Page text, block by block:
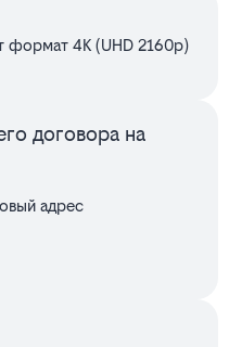
формат 4K (UHD 2160p)
договора на
адрес